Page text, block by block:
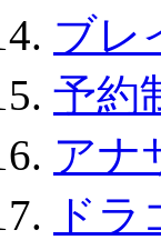
ブレ
予約
アナ
ド